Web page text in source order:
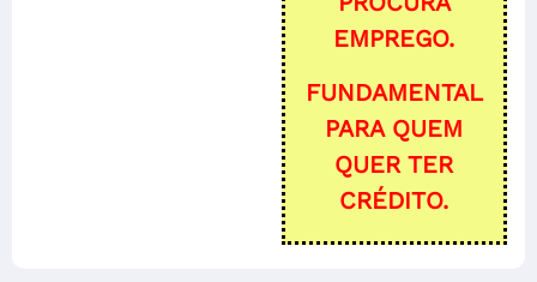
EMPREGO.
FUNDAMENTAL
PARA QUEM
QUER TER
CRÉDITO.